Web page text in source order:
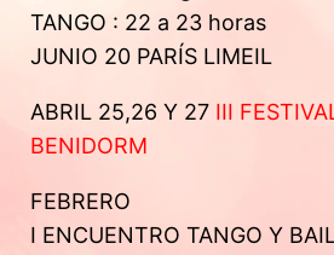
TANGO : 22 a 23 horas
JUNIO 20 PARÍS LIMEIL
ABRIL 25,26 Y 27 III
BENIDORM
FEBRERO
I ENCUENTRO TANGO Y